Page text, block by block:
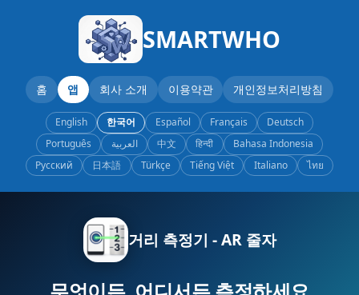
SMARTWHO
홈 앱 회사 소개 이용약관 개인정보처리방침
English 한국어 Español Français
Deutsch
Português
العربية 中文 हिन्दी
Bahasa Indonesia
Русский
日本語 Türkçe Tiếng Việt Italiano ไทย
거리 측정기 - AR 줄자